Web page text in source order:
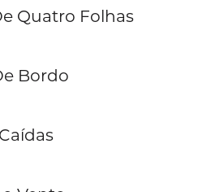
Quatro Folhas
Bordo